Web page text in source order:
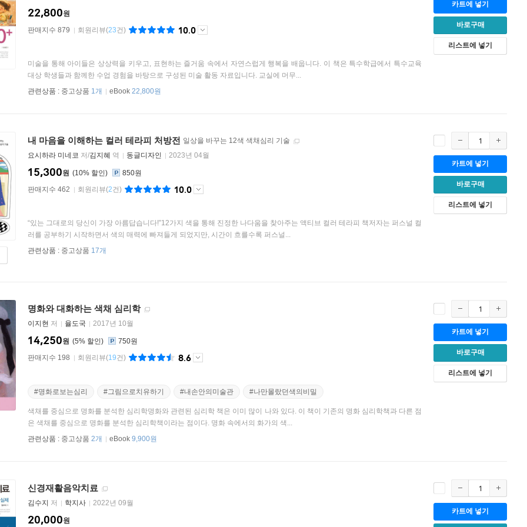
22,800원
판매지수 879
회원리뷰(23건) 10.0
미술을 통해 아이들은 상상력을 키우고, 표현하는 즐거움 속에서 자연스럽게 행복을 배웁니다. 이 책은 특수학급에서 특수교육
대상 학생들과 함께한 수업 경험을 바탕으로 구성된 미술 활동 자료입니다. 교실에 머무...
관련상품 : 중고상품 1개 eBook 22,800원
카트에 넣기
바로구매
리스트에 넣기
내 마음을 이해하는 컬러 테라피 처방전 일상을 바꾸는 12색 색채심리 기술
요시하라 미네코 저/김지혜 역 동글디자인 2023년 04월
10%
15,300원
850원
판매지수 462
회원리뷰(2건) 10.0
“있는 그대로의 당신이 가장 아름답습니다!”12가지 색을 통해 진정한 나다움을 찾아주는 액티브 컬러 테라피 책저자는 퍼스널 컬
러를 공부하기 시작하면서 색의 매력에 빠져들게 되었지만, 시간이 흐를수록 퍼스널...
관련상품 : 중고상품 17개
카트에 넣기
바로구매
리스트에 넣기
명화와 대화하는 색채 심리학
이지현 저 율도국 2017년 10월
5%
14,250원
750원
판매지수 198
회원리뷰(19건) 8.6
#명화로보는심리 #그림으로치유하기 #내손안의미술관 #나만몰랐던색의비밀
색채를 중심으로 명화를 분석한 심리학명화와 관련된 심리학 책은 이미 많이 나와 있다. 이 책이 기존의 명화 심리학책과 다른 점
은 색채를 중심으로 명화를 분석한 심리학책이라는 점이다. 명화 속에서의 화가의 색...
관련상품 : 중고상품 2개 eBook 9,900원
카트에 넣기
바로구매
리스트에 넣기
신경재활음악치료
김수지 저 학지사 2022년 09월
20,000원
카트에 넣기